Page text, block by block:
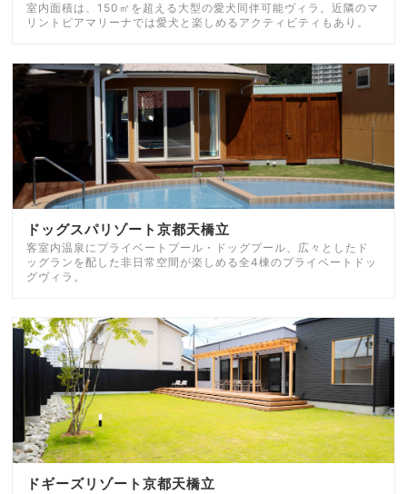
室内面積は、150㎡を超える大型の愛犬同伴可能ヴィラ。近隣のマ
リントピアマリーナでは愛犬と楽しめるアクティビティもあり。
ドッグスパリゾート京都天橋立
客室内温泉にプライベートプール・ドッグプール、広々としたド
ッグランを配した非日常空間が楽しめる全4棟のプライベートドッ
グヴィラ。
ドギーズリゾート京都天橋立